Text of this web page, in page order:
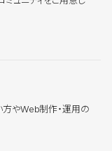
やWeb制作・運用の